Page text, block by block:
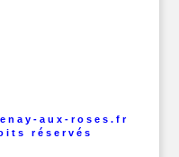
aux-roses.fr
réservés